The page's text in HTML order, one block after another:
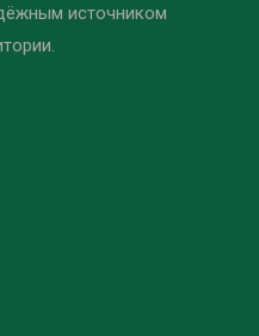
источником